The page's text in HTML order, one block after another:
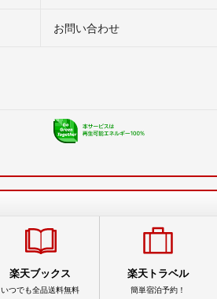
お問い合わせ
楽天ブックス
いつでも全品送料無料
楽天トラベル
簡単宿泊予約！